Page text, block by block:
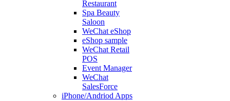
Restaurant
Spa Beauty
Saloon
WeChat eShop
eShop sample
WeChat Retail
POS
Event Manager
WeChat
SalesForce
iPhone/Andriod Apps